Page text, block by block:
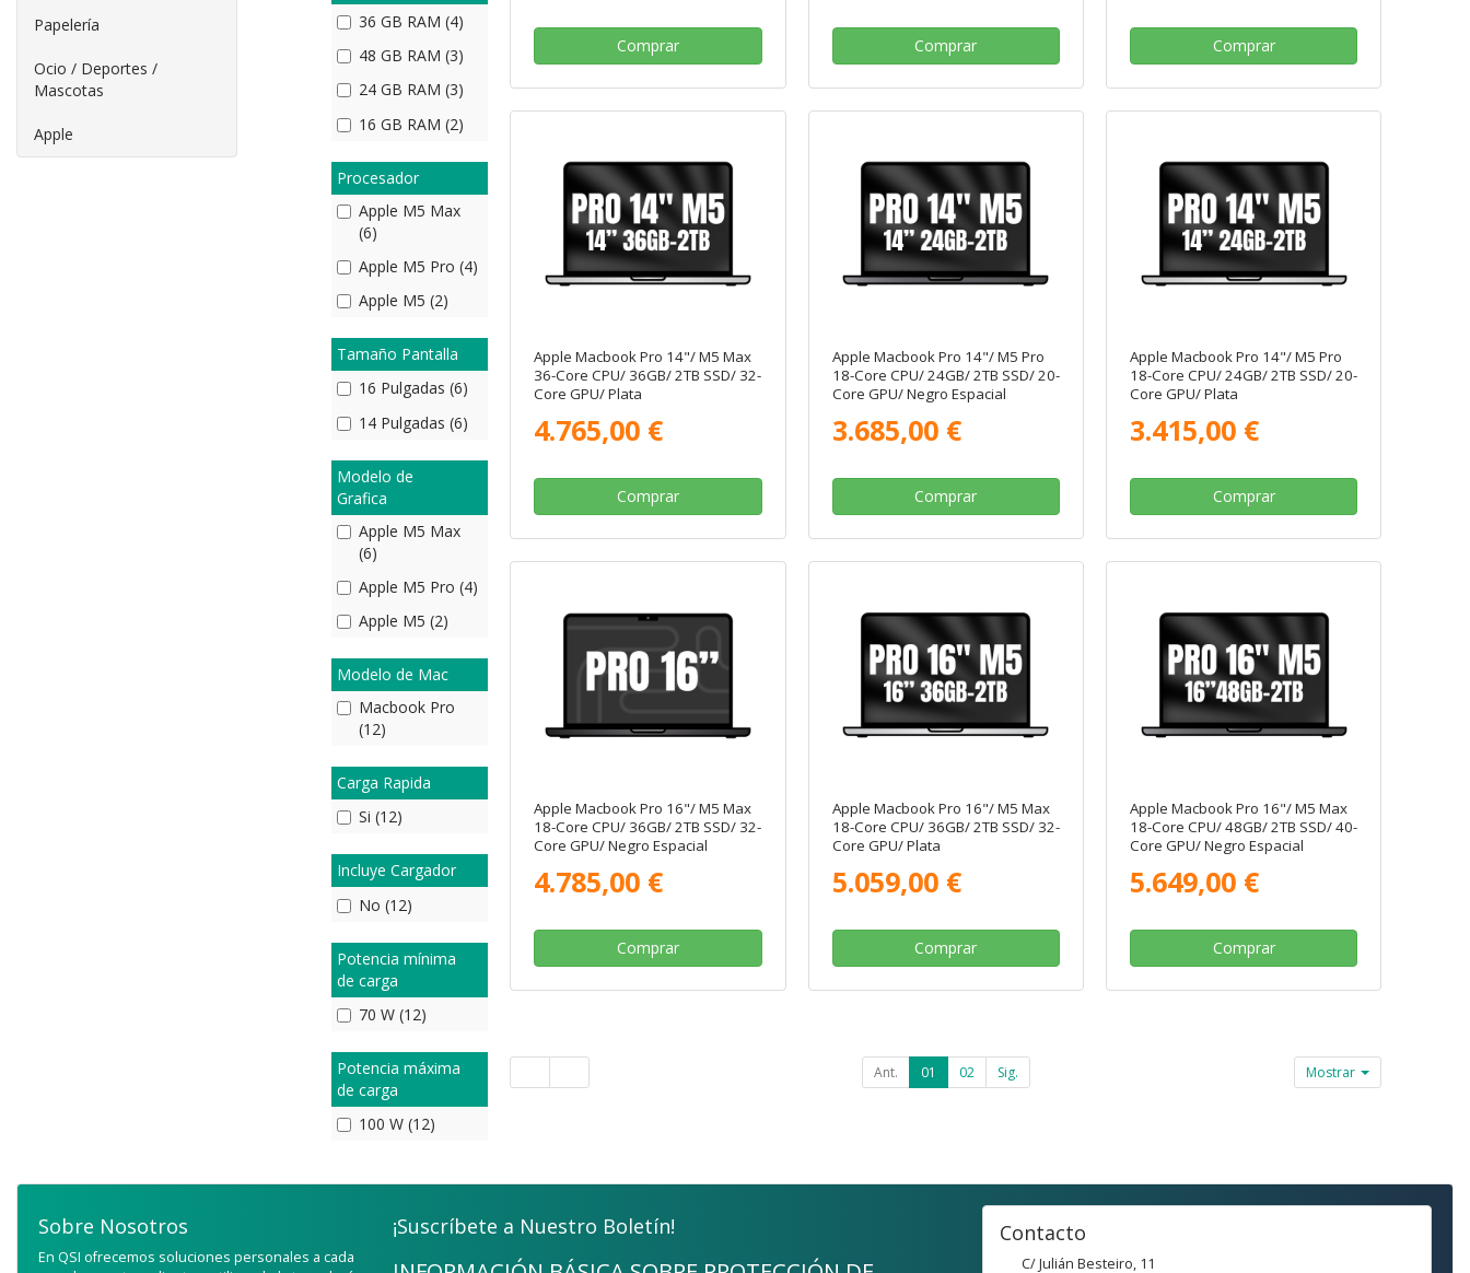
Papelería
Ocio / Deportes /
Mascotas
Apple
36 GB RAM (4)
48 GB RAM (3)
24 GB RAM (3)
16 GB RAM (2)
Procesador
Apple M5 Max
(6)
Apple M5 Pro (4)
Apple M5 (2)
Tamaño Pantalla
16 Pulgadas (6)
14 Pulgadas (6)
Modelo de
Grafica
Apple M5 Max
(6)
Apple M5 Pro (4)
Apple M5 (2)
Modelo de Mac
Macbook Pro
(12)
Carga Rapida
Si (12)
Incluye Cargador
No (12)
Potencia mínima
de carga
70 W (12)
Potencia máxima
de carga
100 W (12)
Comprar Comprar Comprar
Apple Macbook Pro 14"/ M5 Max
36-Core CPU/ 36GB/ 2TB SSD/ 32-
Core GPU/ Plata
4.765,00 €
Comprar
Apple Macbook Pro 14"/ M5 Pro
18-Core CPU/ 24GB/ 2TB SSD/ 20-
Core GPU/ Negro Espacial
3.685,00 €
Comprar
Apple Macbook Pro 14"/ M5 Pro
18-Core CPU/ 24GB/ 2TB SSD/ 20-
Core GPU/ Plata
3.415,00 €
Comprar
Apple Macbook Pro 16"/ M5 Max
18-Core CPU/ 36GB/ 2TB SSD/ 32-
Core GPU/ Negro Espacial
4.785,00 €
Comprar
Apple Macbook Pro 16"/ M5 Max
18-Core CPU/ 36GB/ 2TB SSD/ 32-
Core GPU/ Plata
5.059,00 €
Comprar
Apple Macbook Pro 16"/ M5 Max
18-Core CPU/ 48GB/ 2TB SSD/ 40-
Core GPU/ Negro Espacial
5.649,00 €
Comprar
Ant. 01 02 Sig. Mostrar
Sobre Nosotros
En QSI ofrecemos soluciones personales a cada
¡Suscríbete a Nuestro Boletín! Contacto
C/ Julián Besteiro, 11